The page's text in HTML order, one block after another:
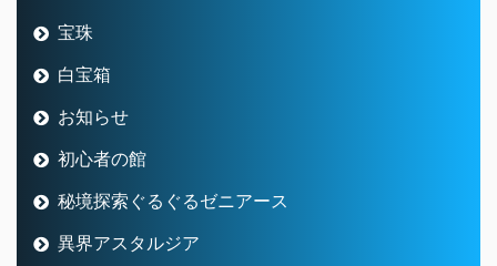
源世庫パニガルム
フェスタ・インフェルノ
万魔の塔
いにしえのゼルメア
アストルティア防衛軍
不思議の魔塔